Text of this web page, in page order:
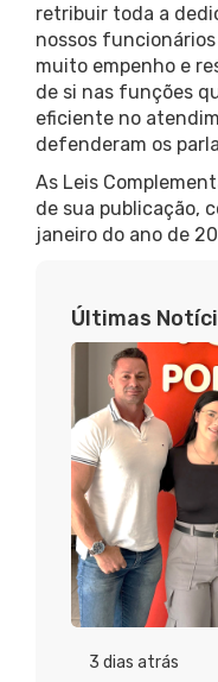
retribuir toda a
nossos
muito empenho e
de si nas funções
eficiente no
defenderam os
As Leis
de sua publicação,
janeiro do ano de
Últimas
3 dias atrás